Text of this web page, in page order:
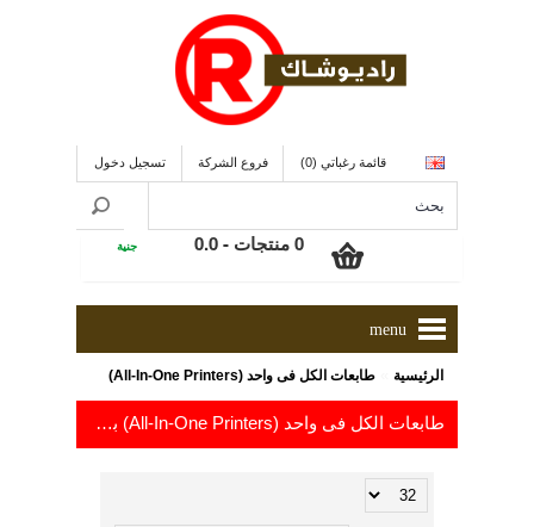
قائمة رغباتي (0) فروع الشركة تسجيل دخول
0 منتجات - 0.0 جنية
menu
الرئيسية طابعات الكل فى واحد (All-In-One Printers)
طابعات الكل فى واحد (All-In-One Printers) باسعار من 499.0